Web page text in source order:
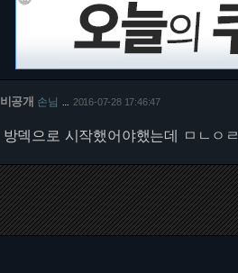
비공개 손님 2016-07-28 17:46:47
방덱으로 시작했어야했는데 ㅁㄴㅇㄹ